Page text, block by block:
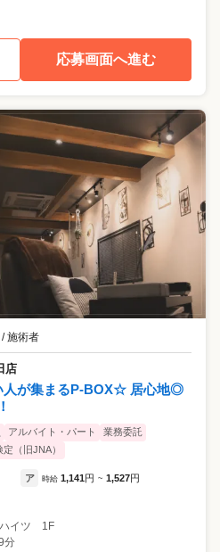
応募画面へ進む
施術者
店
人が集まるP-BOX☆ 居心地◎
アルバイト・パート
業務委託
（旧JNA）
ア 時給 1,141円 ~ 1,527円
ハイツ 1F
分